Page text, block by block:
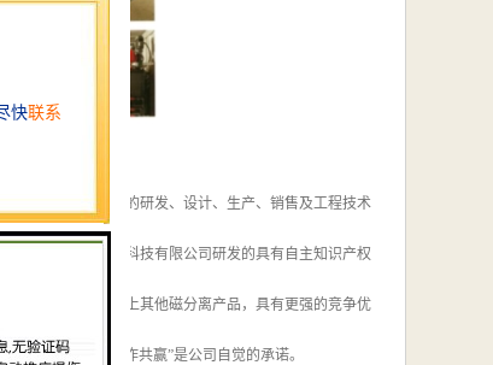
污染治理成套设备的研发、设计、生产、销售及工程技术
人之一。成都源蓉科技有限公司研发的具有自主知识产权
能力显著优于市场上其他磁分离产品，具有更强的竞争优
、服务诚信、合作共赢”是公司自觉的承诺。